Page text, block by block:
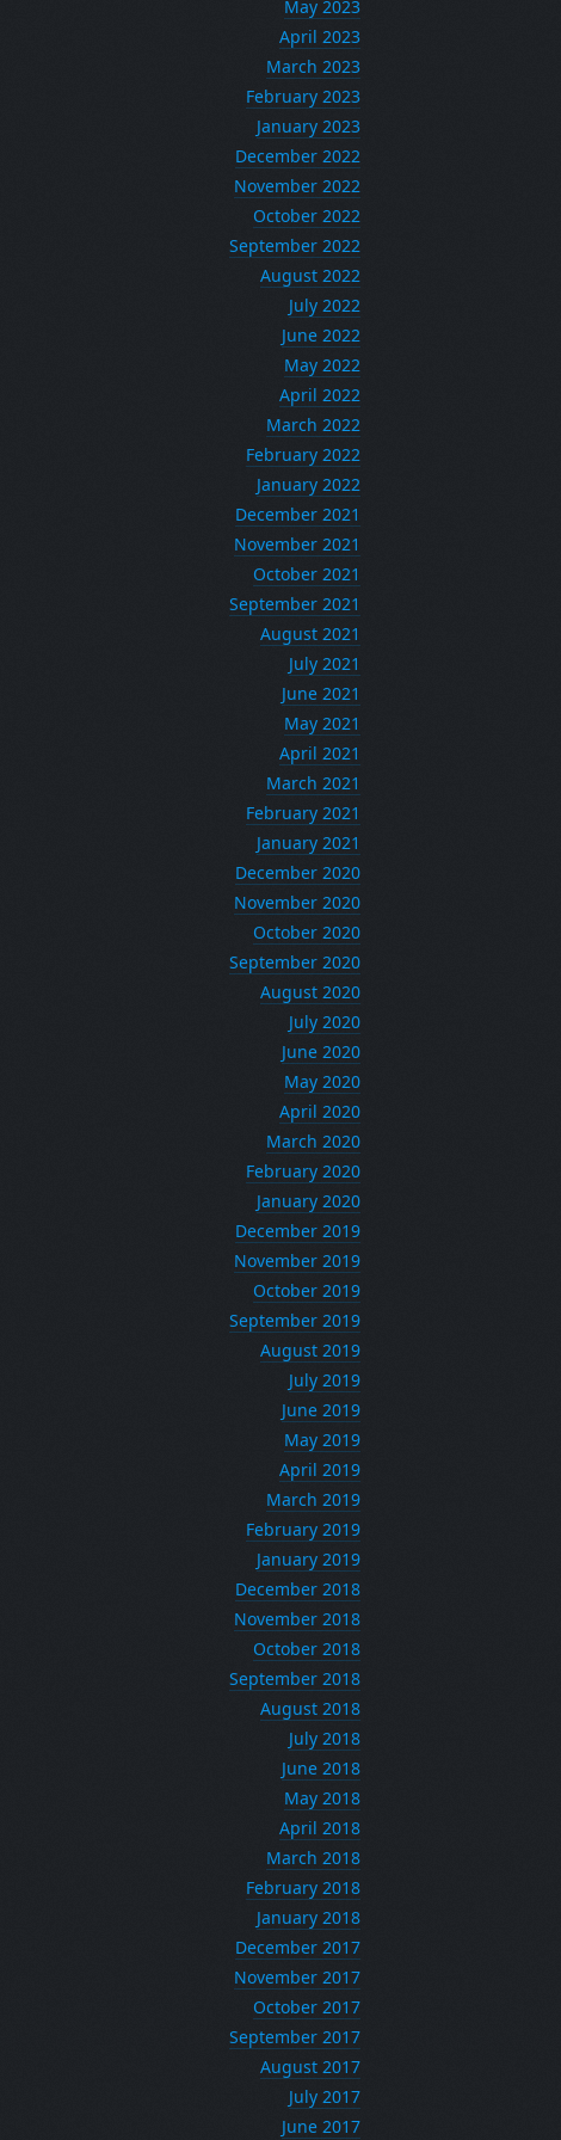
May 2023
April 2023
March 2023
February 2023
January 2023
December 2022
November 2022
October 2022
September 2022
August 2022
July 2022
June 2022
May 2022
April 2022
March 2022
February 2022
January 2022
December 2021
November 2021
October 2021
September 2021
August 2021
July 2021
June 2021
May 2021
April 2021
March 2021
February 2021
January 2021
December 2020
November 2020
October 2020
September 2020
August 2020
July 2020
June 2020
May 2020
April 2020
March 2020
February 2020
January 2020
December 2019
November 2019
October 2019
September 2019
August 2019
July 2019
June 2019
May 2019
April 2019
March 2019
February 2019
January 2019
December 2018
November 2018
October 2018
September 2018
August 2018
July 2018
June 2018
May 2018
April 2018
March 2018
February 2018
January 2018
December 2017
November 2017
October 2017
September 2017
August 2017
July 2017
June 2017